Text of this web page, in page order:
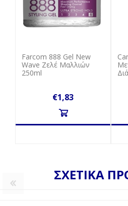
Farcom 888 Gel New
Wave Ζελέ Μαλλιών
250ml
€1,83
ΣΧΕΤΙΚΑ